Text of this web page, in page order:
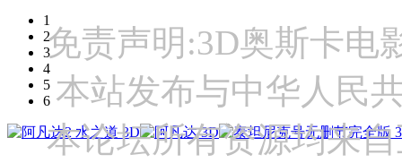
1
2
3
4
5
6
免责声明:3D奥斯卡电
本站发布与中华人民
本论坛所有资源均来